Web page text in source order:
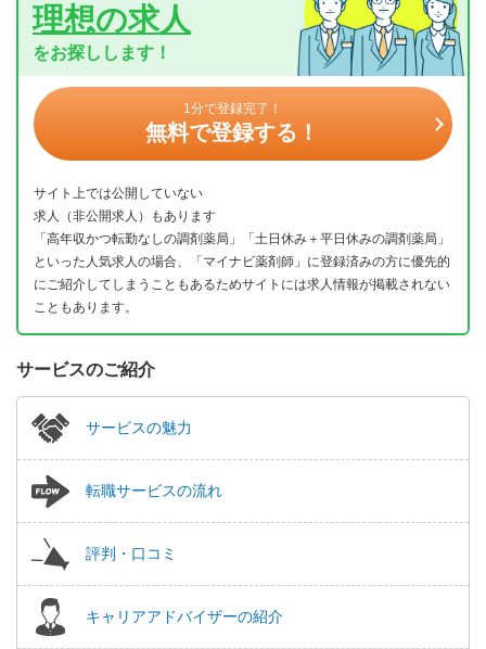
理想の求人
をお探しします！
1分で登録完了！
無料で登録する！
サイト上では公開していない
求人（非公開求人）もあります
「高年収かつ転勤なしの調剤薬局」「土日休み＋平日休みの調剤薬局」
といった人気求人の場合、「マイナビ薬剤師」に登録済みの方に優先的
にご紹介してしまうこともあるためサイトには求人情報が掲載されない
こともあります。
サービスのご紹介
サービスの魅力
転職サービスの流れ
評判・口コミ
キャリアアドバイザーの紹介